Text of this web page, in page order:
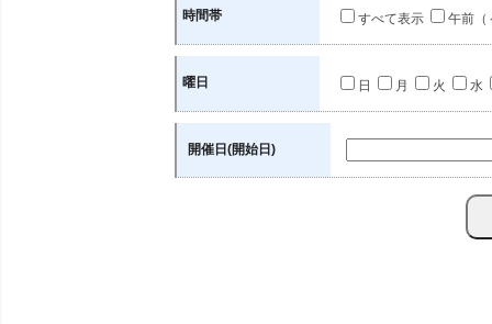
時間帯 すべて表示 午前（
曜日 日 月 火 水
開催日(開始日)